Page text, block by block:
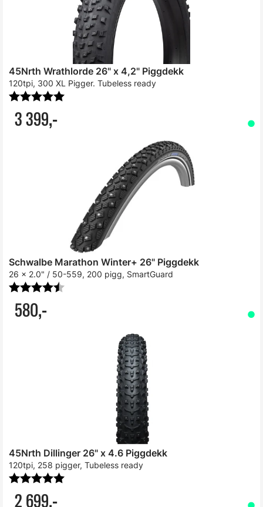
45Nrth Wrathlorde 26" x 4,2" Piggdekk
120tpi, 300 XL Pigger. Tubeless ready
3 399,-
Karakter:
Schwalbe Marathon Winter+ 26" Piggdekk
26 x 2.0" / 50-559, 200 pigg, SmartGuard
580,-
Karakter:
45Nrth Dillinger 26" x 4.6 Piggdekk
120tpi, 258 pigger, Tubeless ready
2 699,-
Karakter: